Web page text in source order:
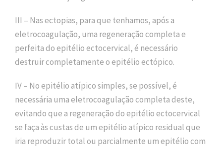
III – Nas ectopias, para que tenhamos, após a
eletrocoagulação, uma regeneração completa e
perfeita do epitélio ectocervical, é necessário
destruir completamente o epitélio ectópico.
IV – No epitélio atípico simples, se possível, é
necessária uma eletrocoagulação completa deste,
evitando que a regeneração do epitélio ectocervical
se faça às custas de um epitélio atípico residual que
iria reproduzir total ou parcialmente um epitélio com